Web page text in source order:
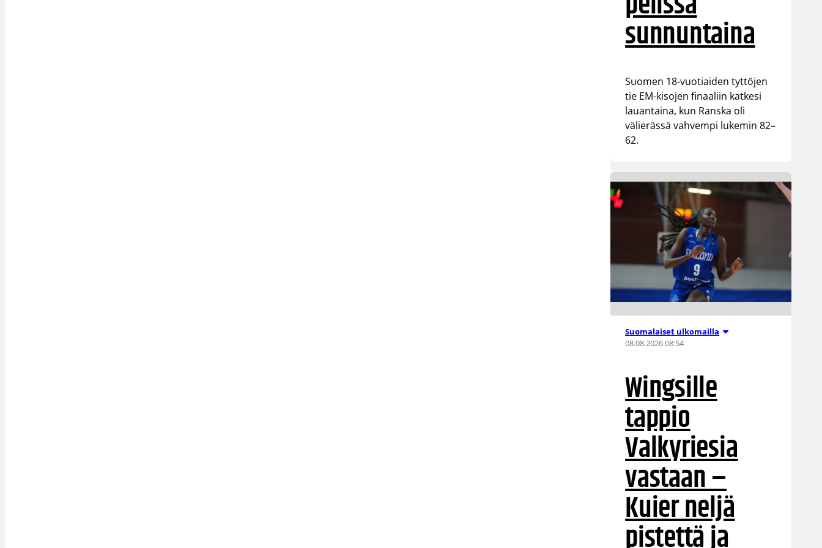
sunnuntaina
Suomen 18-vuotiaiden tyttöjen
tie EM-kisojen finaaliin katkesi
lauantaina, kun Ranska oli
välierässä vahvempi lukemin 82–
62.
Suomalaiset ulkomailla
08.08.2026 08:54
Wingsille
tappio
Valkyriesia
vastaan –
Kuier neljä
pistettä ja